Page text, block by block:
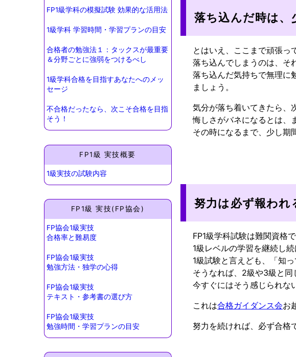
FP1級学科の模擬試験 効果的な活用法
1級学科 学習時間・学習プランの目安
合格者の勉強法１：タックスが最重要
＆分野ごとに強弱をつけるべし
1級学科合格を目指すあなたへのメッ
セージ
不合格だったなら、次こそ合格を目指
そう！
FP1級 実技概要
1級実技の試験内容
FP1級 実技(FP協会)
FP協会1級実技
合格率と難易度
FP協会1級実技
勉強方法・独学の心得
FP協会1級実技
テキスト・参考書の選び方
FP協会1級実技
勉強時間・学習プランの目安
落ち込んだ時は、
とはいえ、ここまで頑張っ
落ち込んでしまうのは、そ
落ち込んだ気持ちで無理に
ましょう。
気分が落ち着いてきたら、
悔しさがバネになるとは、
その時になるまで、少し期
努力は必ず報われ
FP1級学科試験は難関資格
1級レベルの学習を継続し
1級試験と言えども、「知
そうなれば、2級や3級と同
今すぐにはそう感じられな
これは合格ガイダンス会お
努力を続ければ、必ず合格